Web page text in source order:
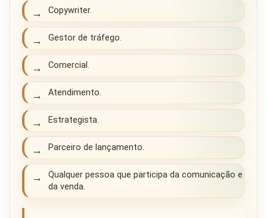
→ Copywriter.
→ Gestor de tráfego.
→ Comercial.
→ Atendimento.
→ Estrategista.
→ Parceiro de lançamento.
→
Qualquer pessoa que participa da comunicação e
da venda.